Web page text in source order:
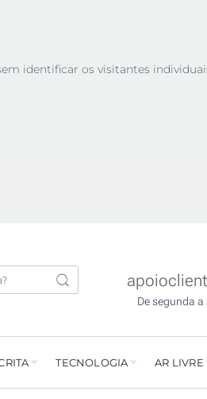
identificar os visitantes
De segunda
TECNOLOGIA AR LIVRE